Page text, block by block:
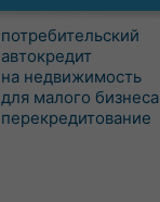
потребительский
автокредит
на недвижимость
для малого бизнеса
перекредитование